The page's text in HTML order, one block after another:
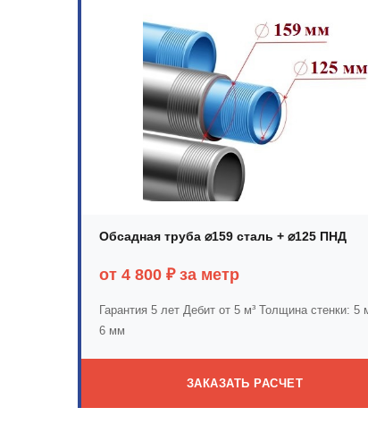
Обсадная труба ⌀159 сталь + ⌀125 ПНД
от 4 800 ₽ за метр
Гарантия 5 лет Дебит от 5 м³ Толщина стенки: 5
6 мм
ЗАКАЗАТЬ РАСЧЕТ